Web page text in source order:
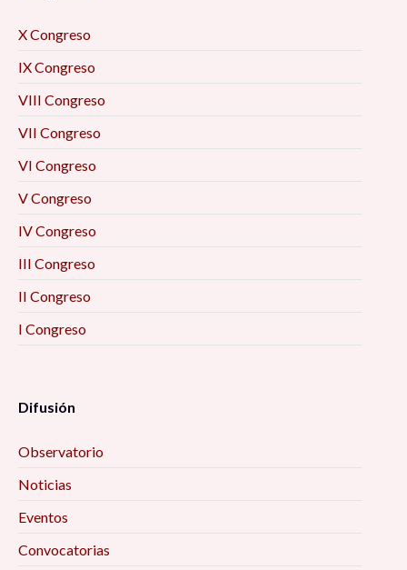
X Congreso
IX Congreso
VIII Congreso
VII Congreso
VI Congreso
V Congreso
IV Congreso
III Congreso
II Congreso
I Congreso
Difusión
Observatorio
Noticias
Eventos
Convocatorias